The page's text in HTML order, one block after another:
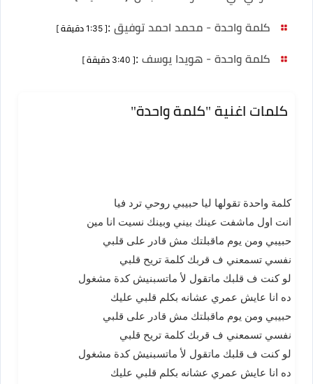
كلمة واحدة - محمد احمد توفيق :[ 1:35 دقيقة ]
كلمة واحدة - هويدا يوسف :[ 3:40 دقيقة ]
كلمات اغنية "كلمة واحدة"
كلمة واحدة تقولها ليا حبيبي روحي ترد فيا
انت اول ماشفت عينك بيني وبينك نسيت انا مين
حبيبي ومن يوم ماقبلتك مش قادر على قلبي
نفسي تسمعني ف قربك كلمة تريح قلبي
لو كنت ف قلبك ماتقول لأ ماتسبنيش كدة مشغول
ده انا عايش عمري عشانه بكلم قلبي عليك
حبيبي ومن يوم ماقبلتك مش قادر على قلبي
نفسي تسمعني ف قربك كلمة تريح قلبي
لو كنت ف قلبك ماتقول لأ ماتسبنيش كدة مشغول
ده انا عايش عمري عشانه بكلم قلبي عليك